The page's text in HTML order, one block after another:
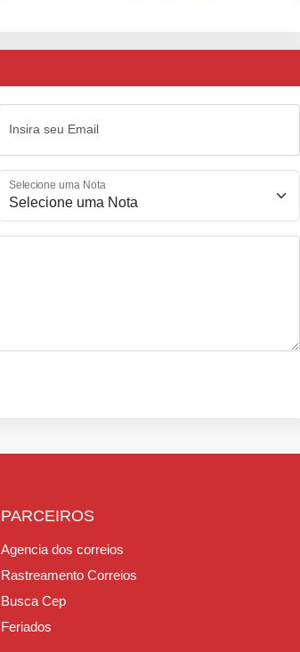
Insira seu Email
Selecione uma Nota
PARCEIROS
Agencia dos correios
Rastreamento Correios
Busca Cep
Feriados